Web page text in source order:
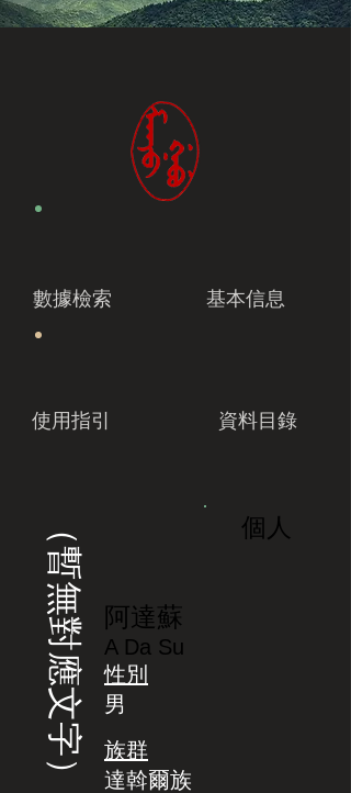
數據檢索 基本信息
使用指引 資料目錄
（暫無對應文字） 個人
阿達蘇
A Da Su
性別
男
族群
達斡爾族